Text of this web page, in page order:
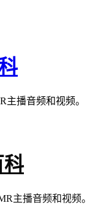
主播音频和视频。
科
主播音频和视频。